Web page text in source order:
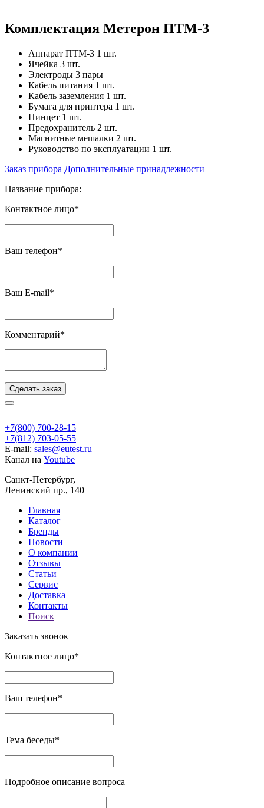
Комплектация Метерон ПТМ-3
Аппарат ПТМ-3 1 шт.
Ячейка 3 шт.
Электроды 3 пары
Кабель питания 1 шт.
Кабель заземления 1 шт.
Бумага для принтера 1 шт.
Пинцет 1 шт.
Предохранитель 2 шт.
Магнитные мешалки 2 шт.
Руководство по эксплуатации 1 шт.
Заказ прибора Дополнительные принадлежности
Название прибора:
Контактное лицо*
Ваш телефон*
Ваш E-mail*
Комментарий*
Сделать заказ
+7(800) 700-28-15
+7(812) 703-05-55
E-mail: sales@eutest.ru
Канал на Youtube
Санкт-Петербург,
Ленинский пр., 140
Главная
Каталог
Бренды
Новости
О компании
Отзывы
Статьи
Сервис
Доставка
Контакты
Поиск
Заказать звонок
Контактное лицо*
Ваш телефон*
Тема беседы*
Подробное описание вопроса